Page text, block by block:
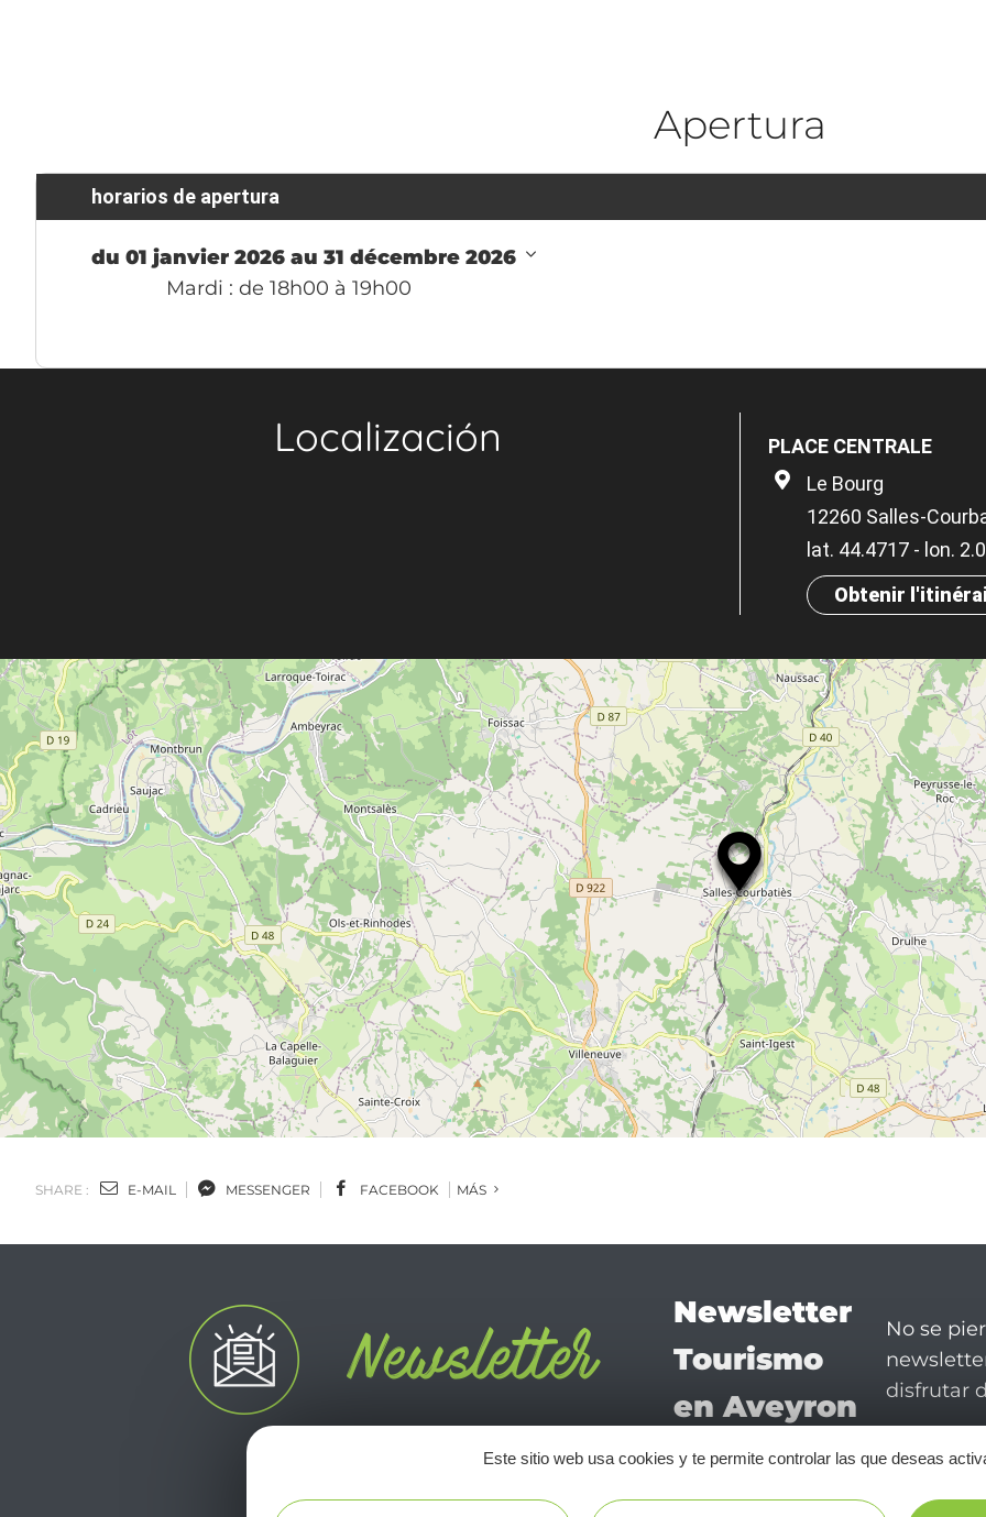
Apertura
horarios de apertura
du 01 janvier 2026 au 31 décembre 2026
Mardi : de 18h00 à 19h00
Localización
PLACE CENTRALE
Le Bourg
12260 Salles-
lat. 44.4717 - lon.
Obtenir
SHARE : E-MAIL MESSENGER FACEBOOK MÁS
Newsletter
Tourismo
en Aveyron
No se
disfrutar
¡SUSCRÍBASE A NUESTRO NEWSLETTER AQUÍ!
Este sitio web usa cookies y te permite controlar las que deseas